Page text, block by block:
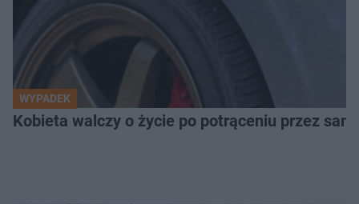
WYPADEK
Kobieta walczy o życie po potrąceniu przez